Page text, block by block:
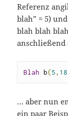
Referenz
blah” = 5)
blah blah
Blah b(5, 18
… aber nun
ein paar